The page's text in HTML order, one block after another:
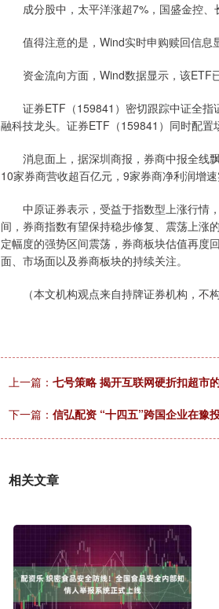
成分股中，太平洋涨超7%，国盛金控、
值得注意的是，Wind实时申购赎回信息
资金流向方面，Wind数据显示，该ETF已
证券ETF（159841）密切跟踪中证全指
融科技龙头。证券ETF（159841）同时配置
消息面上，据深圳商报，券商中报全线飘
10家券商营收超百亿元，9家券商净利润增
中原证券表示，受益于指数型上涨行情，
间，券商指数有望保持稳步修复、震荡上涨
定幅度的强势区间震荡，券商板块估值再度
面、市场面以及券商板块的持续关注。
（本文机构观点来自持牌证券机构，不构
上一篇： 七号策略 揭开互联网硬折扣超市
下一篇： 信弘配资 “十四五”跨国企业在豫
相关文章